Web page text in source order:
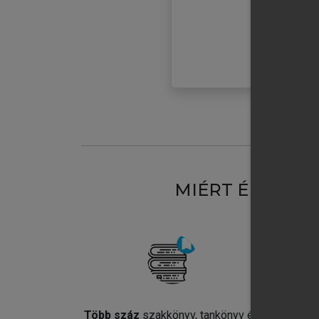
MIÉRT
Több száz szakkönyv, tankönyv és